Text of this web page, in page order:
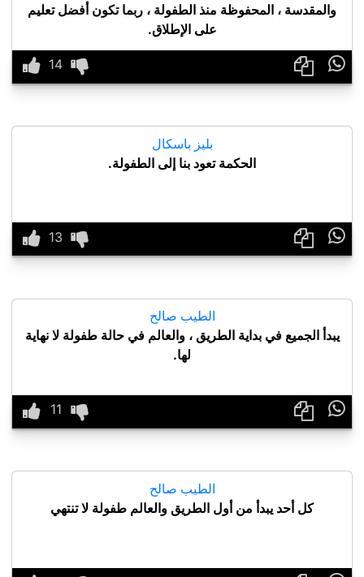
والمقدسة ، المحفوظة منذ الطفولة ، ربما تكون أفضل تعليم
على الإطلاق.

بليز باسكال
الحكمة تعود بنا إلى الطفولة.

الطيب صالح
يبدأ الجميع في بداية الطريق ، والعالم في حالة طفولة لا نهاية
لها.

الطيب صالح
كل أحد يبدأ من أول الطريق والعالم طفولة لا تنتهي